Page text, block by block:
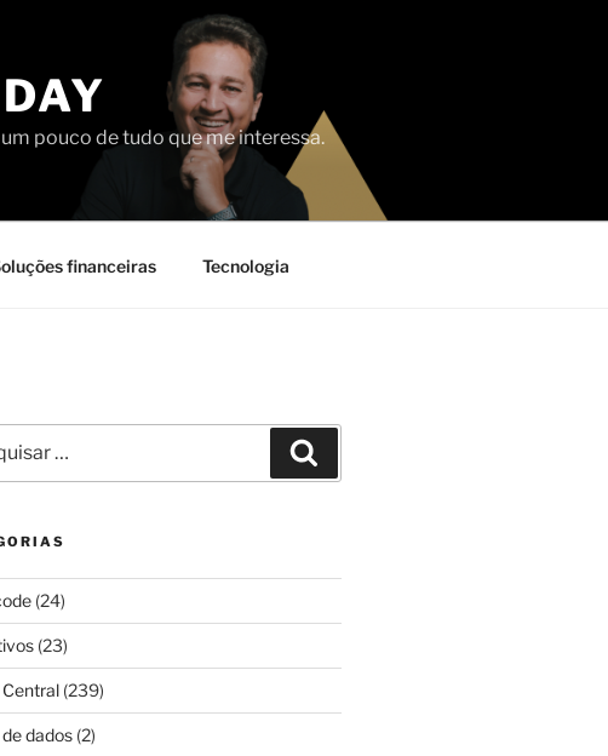
pouco de tudo que me interessa.
financeiras Tecnologia
(24)
(23)
(239)
dados(2)